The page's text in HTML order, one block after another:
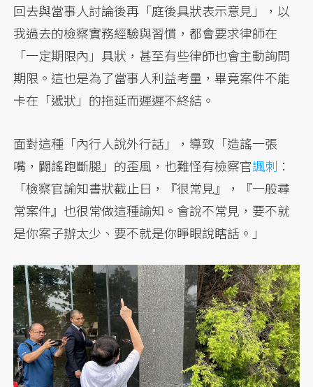
回去與當事人討論後再「庭後具狀表示意見」，以
我過去的檢察實務經驗與習慣，都會要求律師在
「一定期限內」具狀，甚至有些律師也會主動詢問
期限。這也是為了當事人利益考量，畢竟案件不能
卡在「遞狀」的拖延而遲遲不終結。
面對這種「內行人說外行話」，導致「造謠一張
嘴，闢謠跑斷腿」的歪風，也難怪有檢察官諷刺 ：
「檢察官諭知書狀截止日，『很常見』，『一般尋
常案件』也很常做這種諭知。會說不常見，要不就
是你案子辦太少、要不就是你睜眼說瞎話。」